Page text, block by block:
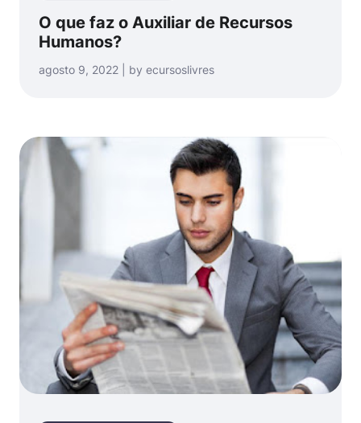
O que faz o Auxiliar de Recursos
Humanos?
agosto 9, 2022 | by ecursoslivres